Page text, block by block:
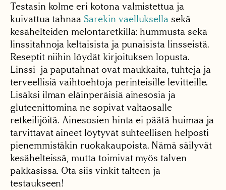
Testasin kolme eri kotona valmistettua ja
kuivattua tahnaaSarekin vaelluksella sekä
kesähelteiden melontaretkillä: hummusta sekä
linssitahnoja keltaisista ja punaisista linsseistä.
Reseptit niihin löydät kirjoituksen lopusta.
Linssi- ja paputahnat ovat maukkaita, tuhteja ja
terveellisiä vaihtoehtoja perinteisille levitteille.
Lisäksi ilman eläinperäisiä ainesosia ja
gluteenittomina ne sopivat valtaosalle
retkeilijöitä. Ainesosien hinta ei päätä huimaa ja
tarvittavat aineet löytyvät suhteellisen helposti
pienemmistäkin ruokakaupoista. Nämä säilyvät
kesähelteissä, mutta toimivat myös talven
pakkasissa. Ota siis vinkit talteen ja
testaukseen!